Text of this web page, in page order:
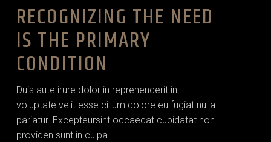
RECOGNIZING THE NEED
IS THE PRIMARY
CONDITION
Duis aute irure dolor in reprehenderit in
voluptate velit esse cillum dolore eu fugiat nulla
pariatur. Excepteursint occaecat cupidatat non
providen sunt in culpa.